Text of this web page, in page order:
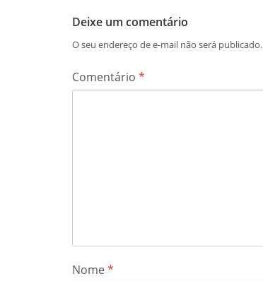
Deixe um comentário
O seu endereço de e-mail não será publicado.
Comentário *
Nome*